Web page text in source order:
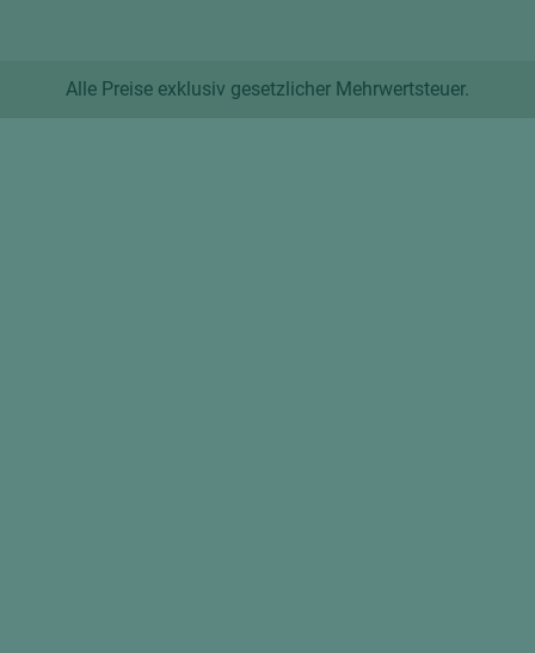
Alle Preise exklusiv gesetzlicher Mehrwertsteuer.